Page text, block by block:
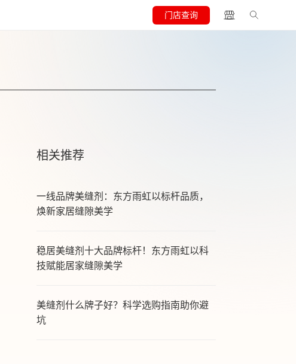
门店查询
相关推荐
一线品牌美缝剂：东方雨虹以标杆品质，
焕新家居缝隙美学
稳居美缝剂十大品牌标杆！东方雨虹以科
技赋能居家缝隙美学
美缝剂什么牌子好？科学选购指南助你避
坑